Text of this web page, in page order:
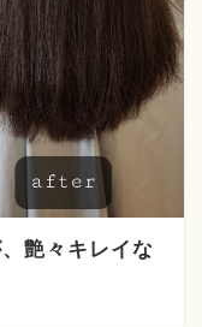
艶々キレイな